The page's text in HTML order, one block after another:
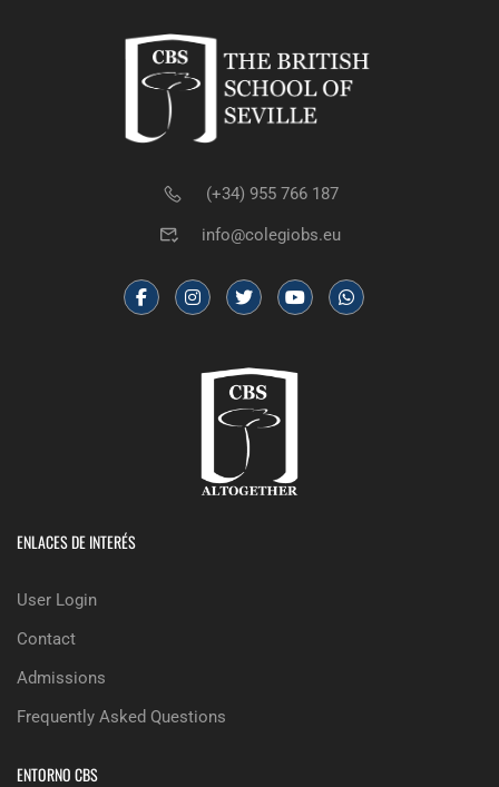
(+34) 955 766 187
info@colegiobs.eu
ENLACES DE INTERÉS
User Login
Contact
Admissions
Frequently Asked Questions
ENTORNO CBS